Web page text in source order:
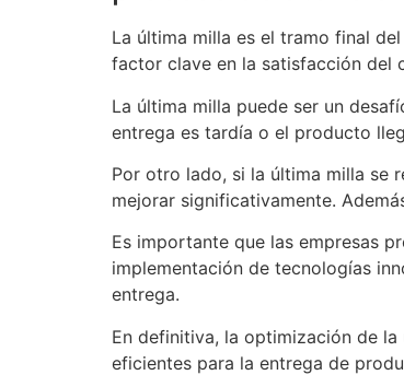
La última milla es el tramo final
factor clave en la satisfacción del
La última milla puede ser un
entrega es tardía o el producto
Por otro lado, si la última milla se
mejorar significativamente.
Es importante que las empresas
implementación de tecnologías
entrega.
En definitiva, la optimización de
eficientes para la entrega de